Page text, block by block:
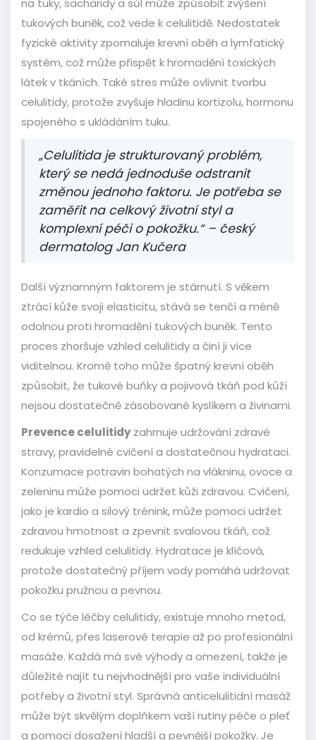
na tuky, sacharidy a sůl může způsobit zvýšení
tukových buněk, což vede k celulitidě. Nedostatek
fyzické aktivity zpomaluje krevní oběh a lymfatický
systém, což může přispět k hromadění toxických
látek v tkáních. Také stres může ovlivnit tvorbu
celulitidy, protože zvyšuje hladinu kortizolu, hormonu
spojeného s ukládáním tuku.
„Celulitida je strukturovaný problém,
který se nedá jednoduše odstranit
změnou jednoho faktoru. Je potřeba se
zaměřit na celkový životní styl a
komplexní péči o pokožku.“ – český
dermatolog Jan Kučera
Další významným faktorem je stárnutí. S věkem
ztrácí kůže svoji elasticitu, stává se tenčí a méně
odolnou proti hromadění tukových buněk. Tento
proces zhoršuje vzhled celulitidy a činí ji více
viditelnou. Kromě toho může špatný krevní oběh
způsobit, že tukové buňky a pojivová tkáň pod kůží
nejsou dostatečně zásobované kyslíkem a živinami.
Prevence celulitidyzahrnuje udržování zdravé
stravy, pravidelné cvičení a dostatečnou hydrataci.
Konzumace potravin bohatých na vlákninu, ovoce a
zeleninu může pomoci udržet kůži zdravou. Cvičení,
jako je kardio a silový trénink, může pomoci udržet
zdravou hmotnost a zpevnit svalovou tkáň, což
redukuje vzhled celulitidy. Hydratace je klíčová,
protože dostatečný příjem vody pomáhá udržovat
pokožku pružnou a pevnou.
Co se týče léčby celulitidy, existuje mnoho metod,
od krémů, přes laserové terapie až po profesionální
masáže. Každá má své výhody a omezení, takže je
důležité najít tu nejvhodnější pro vaše individuální
potřeby a životní styl. Správná anticelulitidní masáž
může být skvělým doplňkem vaší rutiny péče o pleť
a pomoci dosažení hladší a pevnější pokožky. Je